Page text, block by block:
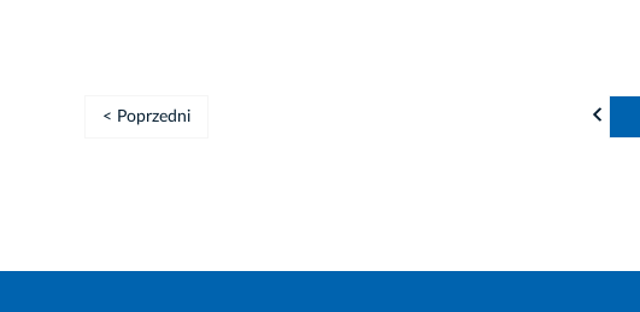
< Poprzedni